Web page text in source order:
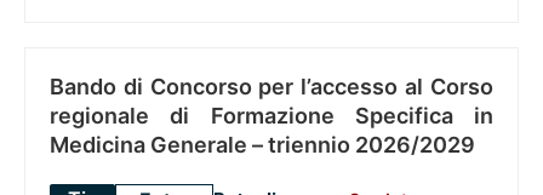
Bando di Concorso per l’accesso al Corso
regionale di Formazione Specifica in
Medicina Generale – triennio 2026/2029